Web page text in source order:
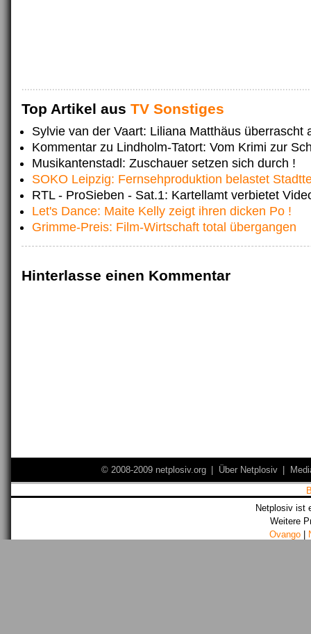
Top Artikel aus TV Sonstiges
Sylvie van der Vaart: Liliana Matthäus überrascht
Kommentar zu Lindholm-Tatort: Vom Krimi zur
Musikantenstadl: Zuschauer setzen sich durch !
SOKO Leipzig: Fernsehproduktion belastet
RTL - ProSieben - Sat.1: Kartellamt verbietet
Let's Dance: Maite Kelly zeigt ihren dicken Po !
Grimme-Preis: Film-Wirtschaft total übergangen
Hinterlasse einen Kommentar
© 2008-2009 netplosiv.org Über Netplosiv
Netplosiv ist
Weitere
Ovango